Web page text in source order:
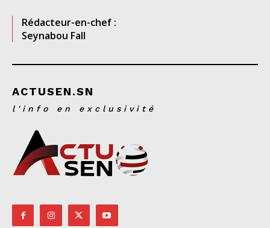
Rédacteur-en-chef :
Seynabou Fall
ACTUSEN.SN
l'info en exclusivité